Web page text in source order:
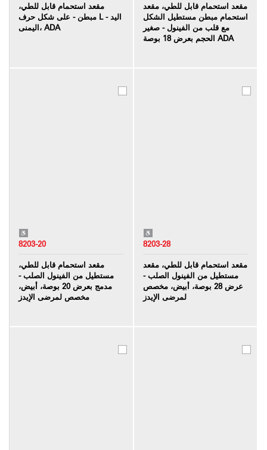
مقعد استحمام قابل للطي،
مبطن - على شكل حرف L - اليد
اليمنى، ADA
مقعد استحمام قابل للطي، مقعد
استحمام مبطن مستطيل الشكل
مع قلب من الفينول - صغير
الحجم بعرض 18 بوصة ADA
8203-20
مقعد استحمام قابل للطي،
مستطيل من الفينول الصلب -
مدمج بعرض 20 بوصة، أبيض،
مخصص لمرضى الإيدز
8203-28
مقعد استحمام قابل للطي، مقعد
مستطيل من الفينول الصلب -
عرض 28 بوصة، أبيض، مخصص
لمرضى الإيدز